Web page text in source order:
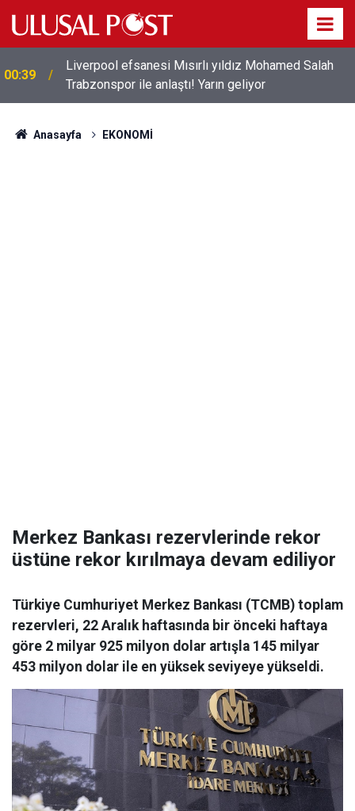
00:39
Liverpool efsanesi Mısırlı yıldız Mohamed Salah
Trabzonspor ile anlaştı! Yarın geliyor
Anasayfa EKONOMİ
Merkez Bankası rezervlerinde rekor
üstüne rekor kırılmaya devam ediliyor
Türkiye Cumhuriyet Merkez Bankası (TCMB) toplam
rezervleri, 22 Aralık haftasında bir önceki haftaya
göre 2 milyar 925 milyon dolar artışla 145 milyar
453 milyon dolar ile en yüksek seviyeye yükseldi.